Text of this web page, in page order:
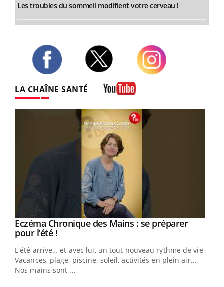
Les troubles du sommeil modifient votre cerveau !
LA CHAÎNE SANTÉ
Youtube
Eczéma Chronique des Mains : se préparer
pour l’été !Youtube
L'été arrive… et avec lui, un tout nouveau rythme de vie !
Vacances, plage, piscine, soleil, activités en plein air…
Nos mains sont ...